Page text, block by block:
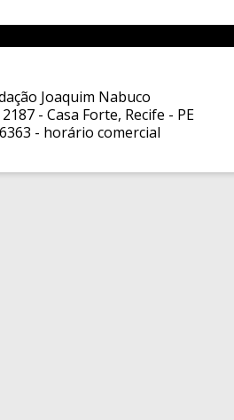
Joaquim Nabuco
- Casa Forte, Recife - PE
- horário comercial